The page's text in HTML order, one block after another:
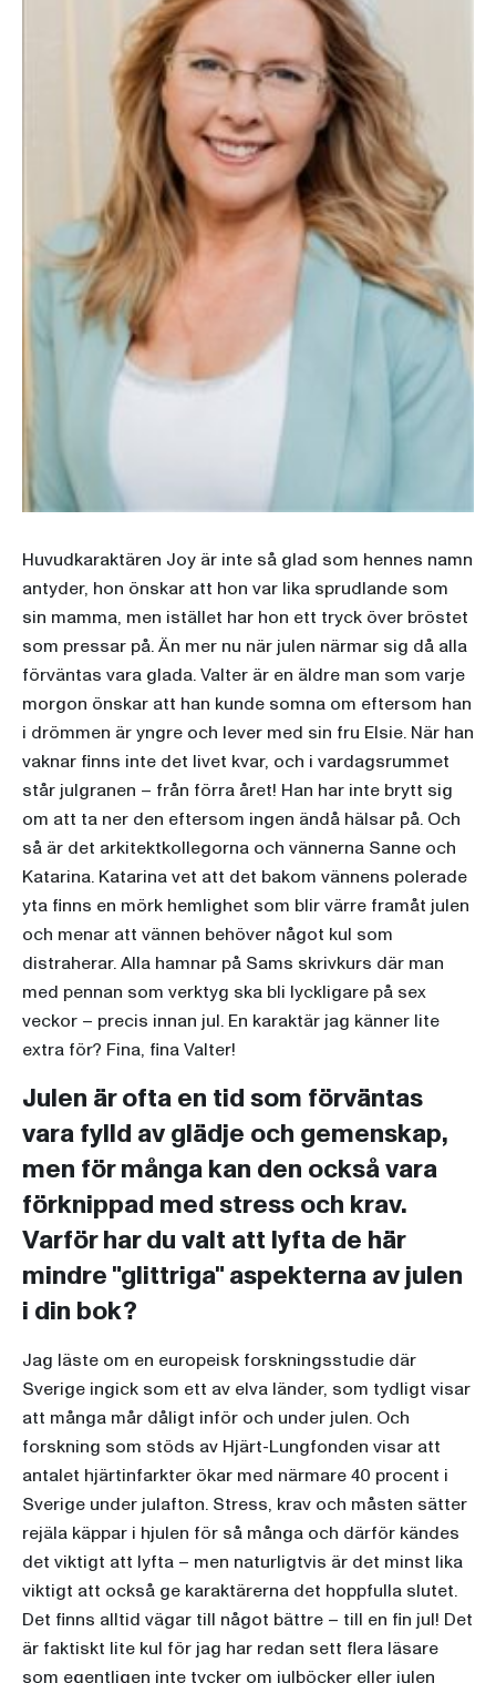
Huvudkaraktären Joy är inte så glad som hennes namn
antyder, hon önskar att hon var lika sprudlande som
sin mamma, men istället har hon ett tryck över bröstet
som pressar på. Än mer nu när julen närmar sig då alla
förväntas vara glada. Valter är en äldre man som varje
morgon önskar att han kunde somna om eftersom han
i drömmen är yngre och lever med sin fru Elsie. När han
vaknar finns inte det livet kvar, och i vardagsrummet
står julgranen – från förra året! Han har inte brytt sig
om att ta ner den eftersom ingen ändå hälsar på. Och
så är det arkitektkollegorna och vännerna Sanne och
Katarina. Katarina vet att det bakom vännens polerade
yta finns en mörk hemlighet som blir värre framåt julen
och menar att vännen behöver något kul som
distraherar. Alla hamnar på Sams skrivkurs där man
med pennan som verktyg ska bli lyckligare på sex
veckor – precis innan jul. En karaktär jag känner lite
extra för? Fina, fina Valter!
Julen är ofta en tid som förväntas
vara fylld av glädje och gemenskap,
men för många kan den också vara
förknippad med stress och krav.
Varför har du valt att lyfta de här
mindre "glittriga" aspekterna av julen
i din bok?
Jag läste om en europeisk forskningsstudie där
Sverige ingick som ett av elva länder, som tydligt visar
att många mår dåligt inför och under julen. Och
forskning som stöds av Hjärt-Lungfonden visar att
antalet hjärtinfarkter ökar med närmare 40 procent i
Sverige under julafton. Stress, krav och måsten sätter
rejäla käppar i hjulen för så många och därför kändes
det viktigt att lyfta – men naturligtvis är det minst lika
viktigt att också ge karaktärerna det hoppfulla slutet.
Det finns alltid vägar till något bättre – till en fin jul! Det
är faktiskt lite kul för jag har redan sett flera läsare
som egentligen inte tycker om julböcker eller julen